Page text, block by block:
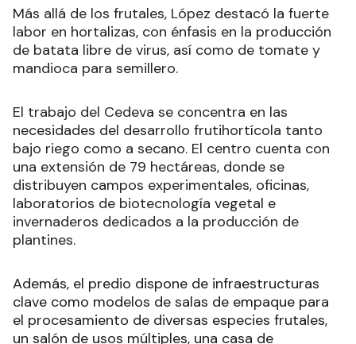
Más allá de los frutales, López destacó la fuerte
labor en hortalizas, con énfasis en la producción
de batata libre de virus, así como de tomate y
mandioca para semillero.
El trabajo del Cedeva se concentra en las
necesidades del desarrollo frutihortícola tanto
bajo riego como a secano. El centro cuenta con
una extensión de 79 hectáreas, donde se
distribuyen campos experimentales, oficinas,
laboratorios de biotecnología vegetal e
invernaderos dedicados a la producción de
plantines.
Además, el predio dispone de infraestructuras
clave como modelos de salas de empaque para
el procesamiento de diversas especies frutales,
un salón de usos múltiples, una casa de